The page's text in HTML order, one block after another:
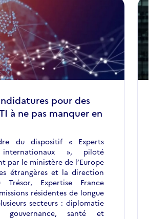
pour des
à ne pas manquer en
du dispositif « Experts
internationaux », piloté
par le ministère de l’Europe
étrangères et la direction
Trésor, Expertise France
résidentes de longue
secteurs : diplomatie
gouvernance, santé et